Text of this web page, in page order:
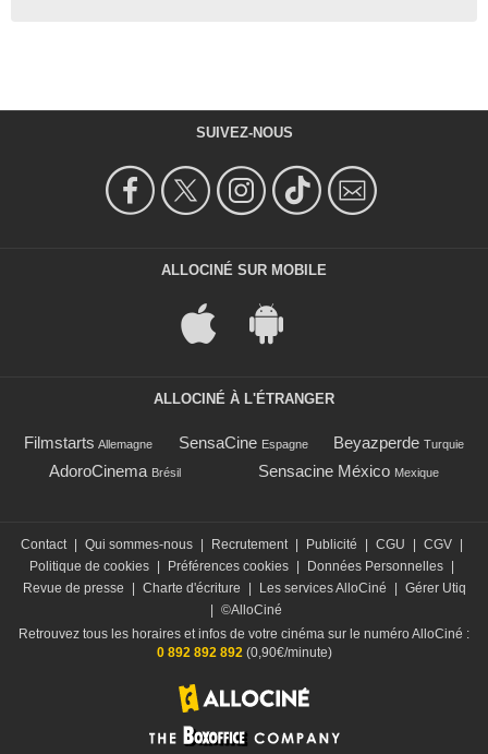
SUIVEZ-NOUS
ALLOCINÉ SUR MOBILE
ALLOCINÉ À L'ÉTRANGER
Filmstarts Allemagne SensaCine Espagne Beyazperde Turquie
AdoroCinema Brésil Sensacine México Mexique
Contact | Qui sommes-nous | Recrutement | Publicité | CGU | CGV |
Politique de cookies | Préférences cookies | Données Personnelles |
Revue de presse
| Charte d'écriture | Les services AlloCiné | Gérer Utiq
| ©AlloCiné
Retrouvez tous les horaires et infos de votre cinéma sur le numéro AlloCiné :
0 892 892 892(0,90€/minute)